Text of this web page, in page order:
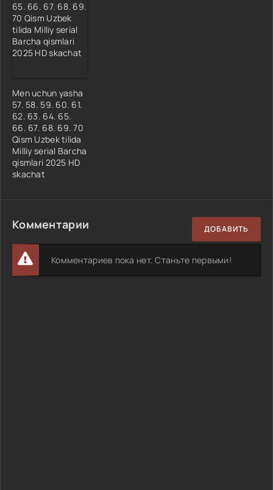
Men uchun yasha
57. 58. 59. 60. 61.
62. 63. 64. 65.
66. 67. 68. 69. 70
Qism Uzbek tilida
Milliy serial Barcha
qismlari 2025 HD
skachat
Комментарии ДОБАВИТЬ
Комментариев пока нет. Станьте первыми!